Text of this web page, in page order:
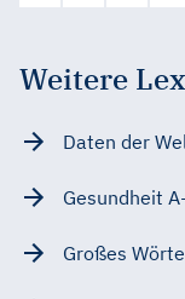
Weitere
Daten der
Gesundheit
Großes